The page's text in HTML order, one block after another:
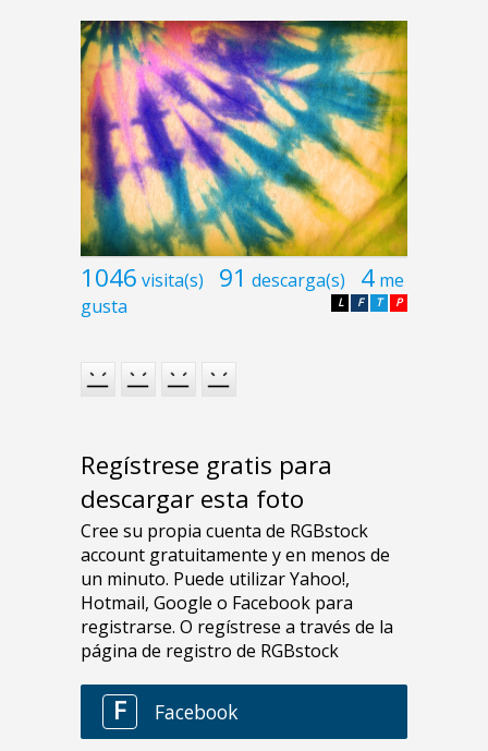
1046 visita(s) 91 descarga(s) 4 me
gusta
P
T
F
L
Regístrese gratis para
descargar esta foto